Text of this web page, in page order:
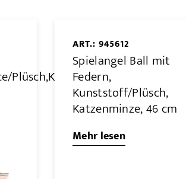
Plüsch,Katzenm.,
ART.: 945612
Spielangel Ball mit
Federn,
Kunststoff/Plüsch,
Katzenminze, 46 cm
Mehr lesen